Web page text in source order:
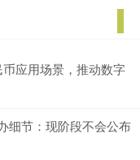
应用场景，推动数字
细节：现阶段不会公布